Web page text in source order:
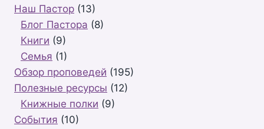
Наш Пастор (13)
Блог Пастора (8)
Книги (9)
Семья (1)
Обзор проповедей (195)
Полезные ресурсы (12)
Книжные полки (9)
События (10)